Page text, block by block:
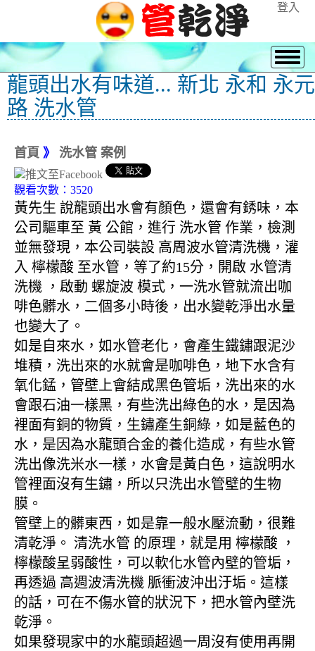
登入
龍頭出水有味道... 新北 永和 永元
路 洗水管
首頁 》 洗水管 案例
觀看次數：3520
黃先生 說龍頭出水會有顏色，還會有銹味，本
公司驅車至 黃 公館，進行 洗水管 作業，檢測
並無發現，本公司裝設 高周波水管清洗機，灌
入 檸檬酸 至水管，等了約15分，開啟 水管清
洗機 ，啟動 螺旋波 模式，一洗水管就流出咖
啡色髒水，二個多小時後，出水變乾淨出水量
也變大了。
如是自來水，如水管老化，會產生鐵鏽跟泥沙
堆積，洗出來的水就會是咖啡色，地下水含有
氧化錳，管壁上會結成黑色管垢，洗出來的水
會跟石油一樣黑，有些洗出綠色的水，是因為
裡面有銅的物質，生鏽產生銅綠，如是藍色的
水，是因為水龍頭合金的養化造成，有些水管
洗出像洗米水一樣，水會是黃白色，這說明水
管裡面沒有生鏽，所以只洗出水管壁的生物
膜。
管壁上的髒東西，如是靠一般水壓流動，很難
清乾淨。 清洗水管 的原理，就是用 檸檬酸 ，
檸檬酸呈弱酸性，可以軟化水管內壁的管垢，
再透過 高週波清洗機 脈衝波沖出汙垢。這樣
的話，可在不傷水管的狀況下，把水管內壁洗
乾淨。
如果發現家中的水龍頭超過一周沒有使用再開